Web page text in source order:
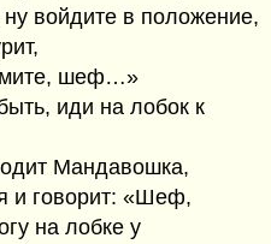
войдите в положение,
шеф…»
иди на лобок к
Мандавошка,
и говорит: «Шеф,
на лобке у